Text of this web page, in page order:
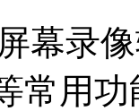
幕录
常用